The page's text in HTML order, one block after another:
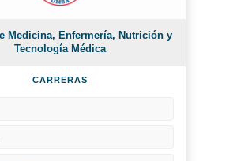
Medicina, Enfermería, Nutrición y
Tecnología Médica
CARRERAS